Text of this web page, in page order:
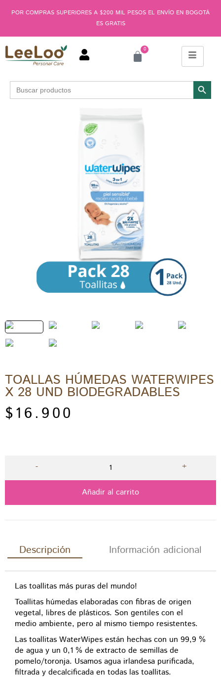
POR COMPRAS SUPERIORES A $200 MIL PESOS EL ENVÍO EN BOGOTÁ
ES GRATIS
0
Buscar: Botón de
TOALLAS HÚMEDAS WATERWIPES
X 28 UND BIODEGRADABLES
$16.900
Añadir al carrito
Descripción Información adicional
Las toallitas más puras del mundo!
Toallitas húmedas elaboradas con fibras de origen
vegetal, libres de plásticos. Son gentiles con el
medio ambiente, pero al mismo tiempo resistentes.
Las toallitas WaterWipes están hechas con un 99,9 %
de agua y un 0,1 % de extracto de semillas de
pomelo/toronja. Usamos agua irlandesa purificada,
filtrada y decalcificada en todas las toallitas.